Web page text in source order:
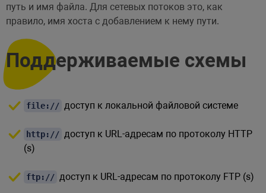
путь и имя файла. Для сетевых потоков это, как
правило, имя хоста с добавлением к нему пути.
Поддерживаемые схемы
file:// доступ к локальной файловой системе
http:// доступ к URL-адресам по протоколу HTTP
(s)
ftp:// доступ к URL-адресам по протоколу FTP (s)